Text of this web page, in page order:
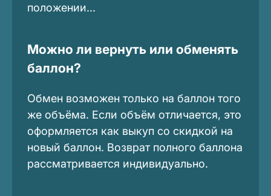
положении...
Можно ли вернуть или обменять
баллон?
Обмен возможен только на баллон того
же объёма. Если объём отличается, это
оформляется как выкуп со скидкой на
новый баллон. Возврат полного баллона
рассматривается индивидуально.